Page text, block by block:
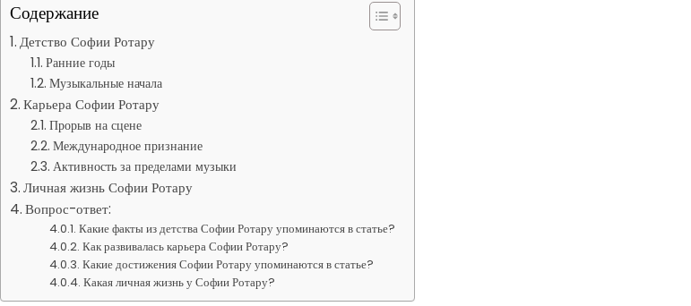
Содержание
Детство Софии Ротару
Ранние годы
Музыкальные начала
Карьера Софии Ротару
Прорыв на сцене
Международное признание
Активность за пределами музыки
Личная жизнь Софии Ротару
Вопрос-ответ:
Какие факты из детства Софии Ротару упоминаются в статье?
Как развивалась карьера Софии Ротару?
Какие достижения Софии Ротару упоминаются в статье?
Какая личная жизнь у Софии Ротару?